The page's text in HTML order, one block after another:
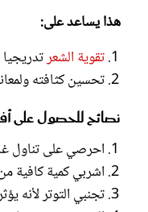
هذا يساعد على:
تقوية الشعرتدريجيا
تحسين كثافته
نصائح للحصول على
احرصي على تناول
اشربي كمية كافية
تجنبي التوتر لأنه